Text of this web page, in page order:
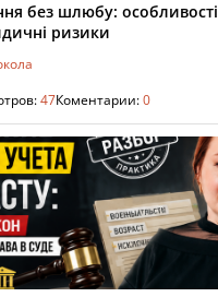
без шлюбу: особливості
ризики
47Коментарии:0